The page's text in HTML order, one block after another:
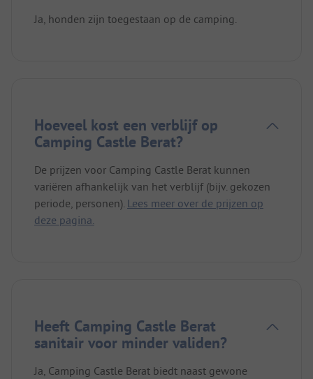
Ja, honden zijn toegestaan op de camping.
Hoeveel kost een verblijf op
Camping Castle Berat?
De prijzen voor Camping Castle Berat kunnen
variëren afhankelijk van het verblijf (bijv. gekozen
periode, personen). Lees meer over de prijzen op
deze pagina.
Heeft Camping Castle Berat
sanitair voor minder validen?
Ja, Camping Castle Berat biedt naast gewone